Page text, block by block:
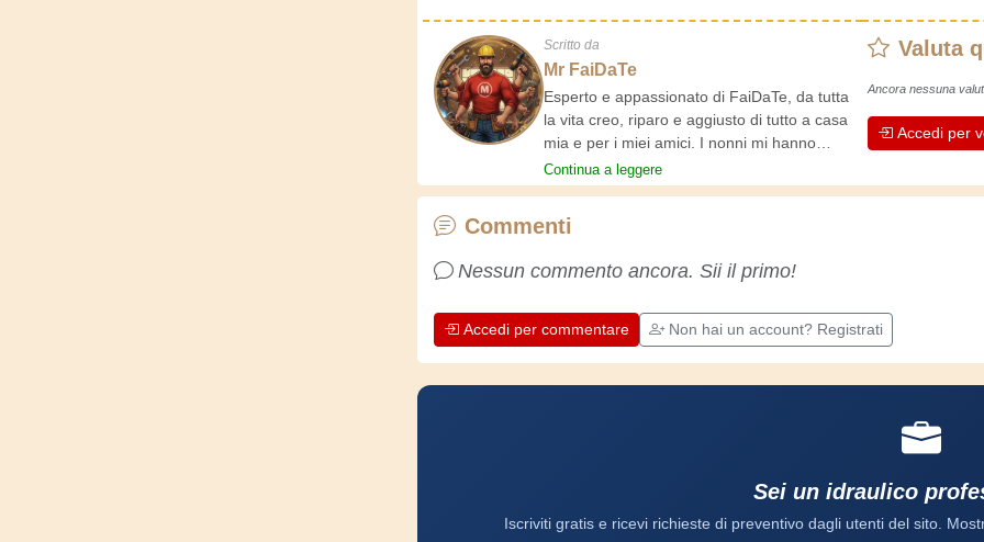
Scritto da
Mr FaiDaTe
Esperto e appassionato di FaiDaTe, da tutta
la vita creo, riparo e aggiusto di tutto a casa
mia e per i miei amici. I nonni mi hanno
insegnato i primi rudimenti, fin da piccolo e da
allora ho fatto un sacco di esperienze.
fa apprezzare l'impegno che gli artigiani
Impariamo insieme, ogni giorno è una
Continua a leggere
Valuta
Ancora nessuna
Accedi per
Commenti
Nessun commento ancora. Sii il primo!
Accedi per commentare Non hai un account? Registrati
Sei un idraulico
Iscriviti gratis e ricevi richieste di preventivo dagli utenti del sito.